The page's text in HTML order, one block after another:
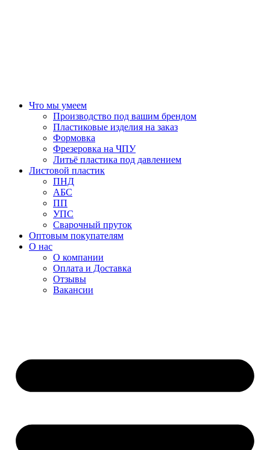
Что мы умеем
Производство под вашим брендом
Пластиковые изделия на заказ
Формовка
Фрезеровка на ЧПУ
Литьё пластика под давлением
Листовой пластик
ПНД
АБС
ПП
УПС
Сварочный пруток
Оптовым покупателям
О нас
О компании
Оплата и Доставка
Отзывы
Вакансии